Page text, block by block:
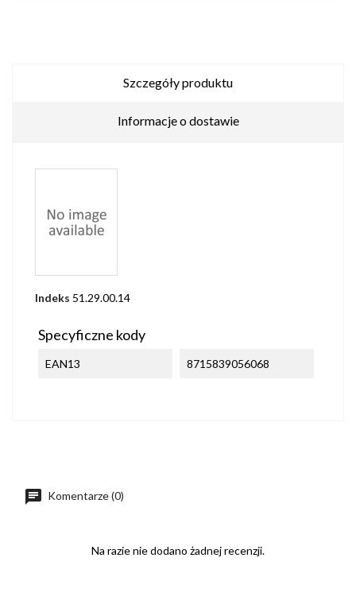
Szczegóły produktu
Informacje o dostawie
Indeks 51.29.00.14
Specyficzne kody
EAN13 8715839056068
Komentarze (0)
Na razie nie dodano żadnej recenzji.